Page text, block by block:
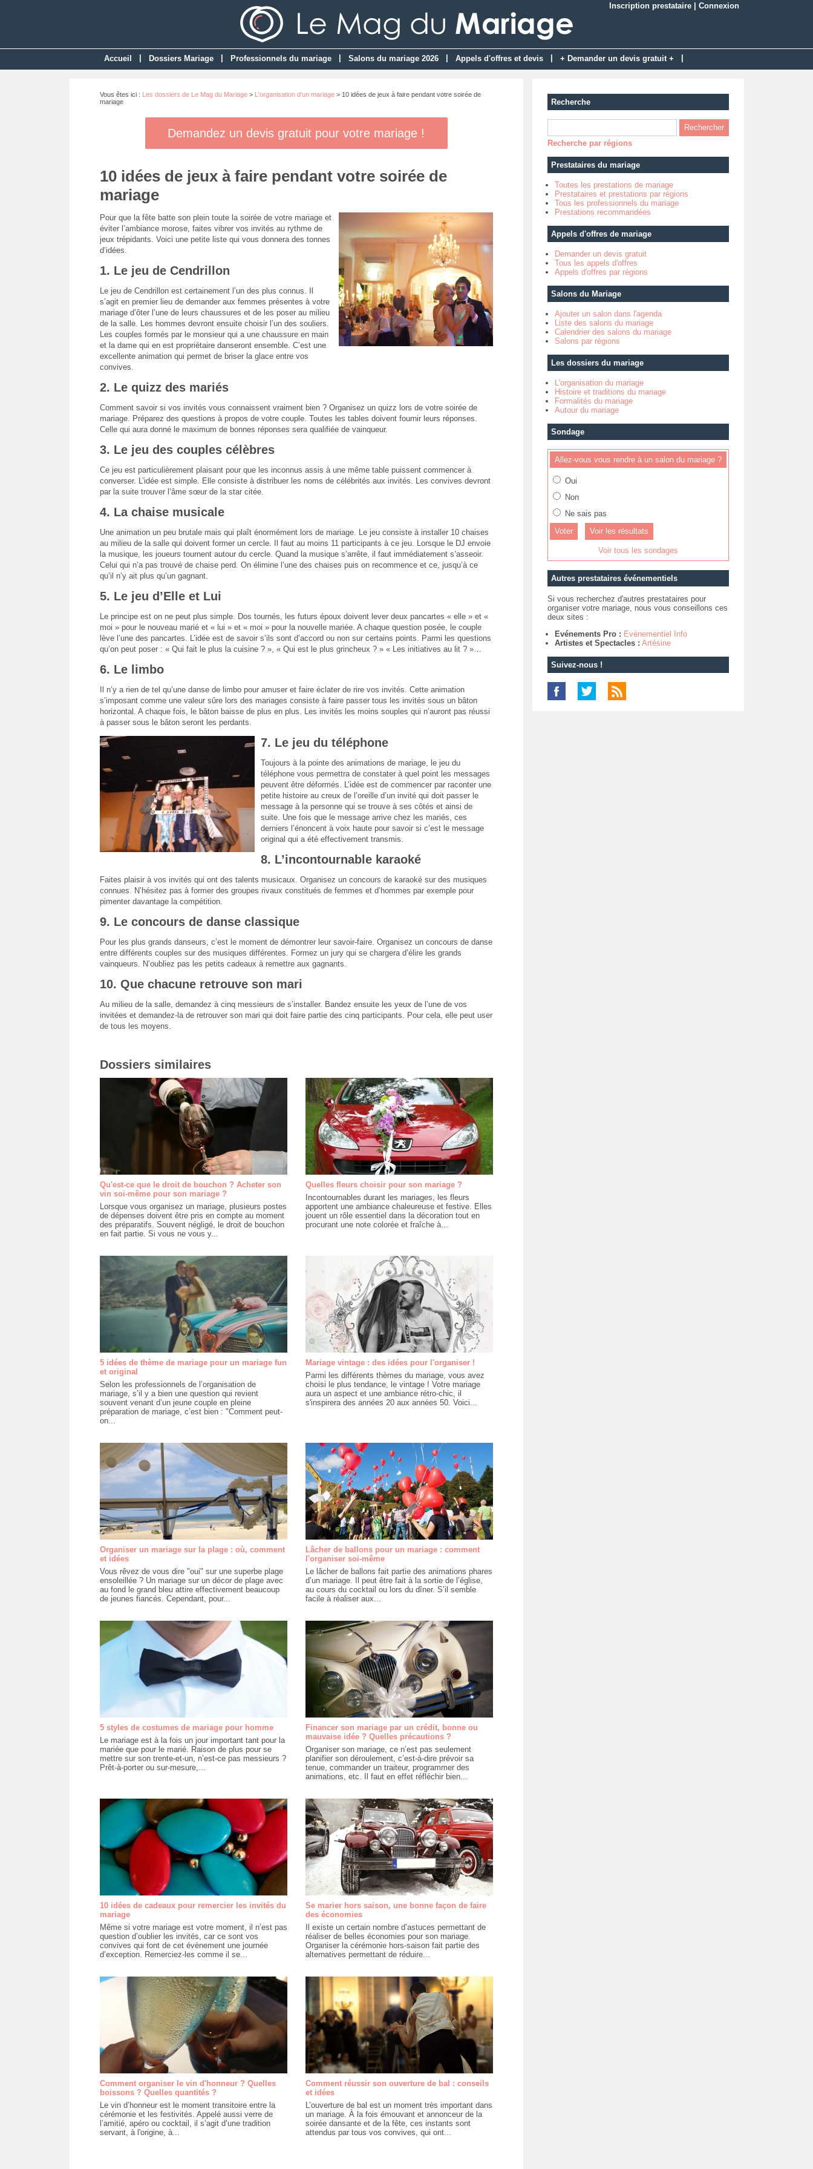
Inscription prestataire Connexion
Accueil Dossiers Mariage Professionnels du mariage Salons du mariage 2026 Appels d'offres et devis + Demander un devis gratuit +
Vous êtes ici : Les dossiers de Le Mag du Mariage> L'organisation d'un mariage> 10 idées de jeux à faire pendant votre soirée de
mariage
Demandez un devis gratuit pour votre mariage !
10 idées de jeux à faire pendant votre soirée de
mariage
Pour que la fête batte son plein toute la soirée de votre mariage et
éviter l’ambiance morose, faites vibrer vos invités au rythme de
jeux trépidants. Voici une petite liste qui vous donnera des tonnes
d’idées.
1. Le jeu de Cendrillon
Le jeu de Cendrillon est certainement l’un des plus connus. Il
s’agit en premier lieu de demander aux femmes présentes à votre
mariage d’ôter l’une de leurs chaussures et de les poser au milieu
de la salle. Les hommes devront ensuite choisir l’un des souliers.
Les couples formés par le monsieur qui a une chaussure en main
et la dame qui en est propriétaire danseront ensemble. C’est une
excellente animation qui permet de briser la glace entre vos
convives.
2. Le quizz des mariés
Comment savoir si vos invités vous connaissent vraiment bien ? Organisez un quizz lors de votre soirée de
mariage. Préparez des questions à propos de votre couple. Toutes les tables doivent fournir leurs réponses.
Celle qui aura donné le maximum de bonnes réponses sera qualifiée de vainqueur.
3. Le jeu des couples célèbres
Ce jeu est particulièrement plaisant pour que les inconnus assis à une même table puissent commencer à
converser. L’idée est simple. Elle consiste à distribuer les noms de célébrités aux invités. Les convives devront
par la suite trouver l’âme sœur de la star citée.
4. La chaise musicale
Une animation un peu brutale mais qui plaît énormément lors de mariage. Le jeu consiste à installer 10 chaises
au milieu de la salle qui doivent former un cercle. Il faut au moins 11 participants à ce jeu. Lorsque le DJ envoie
la musique, les joueurs tournent autour du cercle. Quand la musique s’arrête, il faut immédiatement s’asseoir.
Celui qui n’a pas trouvé de chaise perd. On élimine l’une des chaises puis on recommence et ce, jusqu’à ce
qu’il n’y ait plus qu’un gagnant.
5. Le jeu d’Elle et Lui
Le principe est on ne peut plus simple. Dos tournés, les futurs époux doivent lever deux pancartes « elle » et «
moi » pour le nouveau marié et « lui » et « moi » pour la nouvelle mariée. A chaque question posée, le couple
lève l’une des pancartes. L’idée est de savoir s’ils sont d’accord ou non sur certains points. Parmi les questions
qu’on peut poser : « Qui fait le plus la cuisine ? », « Qui est le plus grincheux ? » « Les initiatives au lit ? »…
6. Le limbo
Il n’y a rien de tel qu’une danse de limbo pour amuser et faire éclater de rire vos invités. Cette animation
s’imposant comme une valeur sûre lors des mariages consiste à faire passer tous les invités sous un bâton
horizontal. A chaque fois, le bâton baisse de plus en plus. Les invités les moins souples qui n’auront pas réussi
à passer sous le bâton seront les perdants.
7. Le jeu du téléphone
Toujours à la pointe des animations de mariage, le jeu du
téléphone vous permettra de constater à quel point les messages
peuvent être déformés. L’idée est de commencer par raconter une
petite histoire au creux de l’oreille d’un invité qui doit passer le
message à la personne qui se trouve à ses côtés et ainsi de
suite. Une fois que le message arrive chez les mariés, ces
derniers l’énoncent à voix haute pour savoir si c’est le message
original qui a été effectivement transmis.
8. L’incontournable karaoké
Faites plaisir à vos invités qui ont des talents musicaux. Organisez un concours de karaoké sur des musiques
connues. N’hésitez pas à former des groupes rivaux constitués de femmes et d’hommes par exemple pour
pimenter davantage la compétition.
9. Le concours de danse classique
Pour les plus grands danseurs, c’est le moment de démontrer leur savoir-faire. Organisez un concours de danse
entre différents couples sur des musiques différentes. Formez un jury qui se chargera d’élire les grands
vainqueurs. N’oubliez pas les petits cadeaux à remettre aux gagnants.
10. Que chacune retrouve son mari
Au milieu de la salle, demandez à cinq messieurs de s’installer. Bandez ensuite les yeux de l’une de vos
invitées et demandez-la de retrouver son mari qui doit faire partie des cinq participants. Pour cela, elle peut user
de tous les moyens.
Dossiers similaires
Qu'est-ce que le droit de bouchon ? Acheter son
vin soi-même pour son mariage ?
Lorsque vous organisez un mariage, plusieurs postes
de dépenses doivent être pris en compte au moment
des préparatifs. Souvent négligé, le droit de bouchon
en fait partie. Si vous ne vous y...
Quelles fleurs choisir pour son mariage ?
Incontournables durant les mariages, les fleurs
apportent une ambiance chaleureuse et festive. Elles
jouent un rôle essentiel dans la décoration tout en
procurant une note colorée et fraîche à...
5 idées de thème de mariage pour un mariage fun
et original
Selon les professionnels de l’organisation de
mariage, s’il y a bien une question qui revient
souvent venant d’un jeune couple en pleine
préparation de mariage, c’est bien : "Comment peut-
on...
Mariage vintage : des idées pour l'organiser !
Parmi les différents thèmes du mariage, vous avez
choisi le plus tendance, le vintage ! Votre mariage
aura un aspect et une ambiance rétro-chic, il
s'inspirera des années 20 aux années 50. Voici...
Organiser un mariage sur la plage : où, comment
et idées
Vous rêvez de vous dire "oui" sur une superbe plage
ensoleillée ? Un mariage sur un décor de plage avec
au fond le grand bleu attire effectivement beaucoup
de jeunes fiancés. Cependant, pour...
Lâcher de ballons pour un mariage : comment
l'organiser soi-même
Le lâcher de ballons fait partie des animations phares
d’un mariage. Il peut être fait à la sortie de l’église,
au cours du cocktail ou lors du dîner. S’il semble
facile à réaliser aux...
5 styles de costumes de mariage pour homme
Le mariage est à la fois un jour important tant pour la
mariée que pour le marié. Raison de plus pour se
mettre sur son trente-et-un, n’est-ce pas messieurs ?
Prêt-à-porter ou sur-mesure,...
Financer son mariage par un crédit, bonne ou
mauvaise idée ? Quelles précautions ?
Organiser son mariage, ce n’est pas seulement
planifier son déroulement, c’est-à-dire prévoir sa
tenue, commander un traiteur, programmer des
animations, etc. Il faut en effet réfléchir bien...
10 idées de cadeaux pour remercier les invités du
mariage
Même si votre mariage est votre moment, il n’est pas
question d’oublier les invités, car ce sont vos
convives qui font de cet évènement une journée
d’exception. Remerciez-les comme il se...
Se marier hors saison, une bonne façon de faire
des économies
Il existe un certain nombre d’astuces permettant de
réaliser de belles économies pour son mariage.
Organiser la cérémonie hors-saison fait partie des
alternatives permettant de réduire...
Comment organiser le vin d'honneur ? Quelles
boissons ? Quelles quantités ?
Le vin d’honneur est le moment transitoire entre la
cérémonie et les festivités. Appelé aussi verre de
l’amitié, apéro ou cocktail, il s’agit d’une tradition
servant, à l'origine, à...
Comment réussir son ouverture de bal : conseils
et idées
L’ouverture de bal est un moment très important dans
un mariage. À la fois émouvant et annonceur de la
soirée dansante et de la fête, ces instants sont
attendus par tous vos convives, qui ont...
Recherche
Recherche par régions
Prestataires du mariage
Toutes les prestations de mariage
Prestataires et prestations par régions
Tous les professionnels du mariage
Prestations recommandées
Appels d'offres de mariage
Demander un devis gratuit
Tous les appels d'offres
Appels d'offres par régions
Salons du Mariage
Ajouter un salon dans l'agenda
Liste des salons du mariage
Calendrier des salons du mariage
Salons par régions
Les dossiers du mariage
L'organisation du mariage
Histoire et traditions du mariage
Formalités du mariage
Autour du mariage
Sondage
Allez-vous vous rendre à un salon du mariage ?
Oui
Non
Ne sais pas
Voir les résultats
Voir tous les sondages
Autres prestataires événementiels
Si vous recherchez d'autres prestataires pour
organiser votre mariage, nous vous conseillons ces
deux sites :
Evénements Pro : Evénementiel Info
Artistes et Spectacles : Artésine
Suivez-nous !